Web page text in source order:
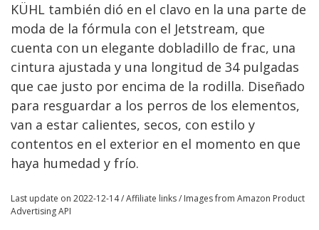
KÜHL también dió en el clavo en la una parte de
moda de la fórmula con el Jetstream, que
cuenta con un elegante dobladillo de frac, una
cintura ajustada y una longitud de 34 pulgadas
que cae justo por encima de la rodilla. Diseñado
para resguardar a los perros de los elementos,
van a estar calientes, secos, con estilo y
contentos en el exterior en el momento en que
haya humedad y frío.
Last update on 2022-12-14 / Affiliate links / Images from Amazon Product
Advertising API